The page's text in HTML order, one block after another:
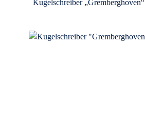
Kugelschreiber „Gremberghoven“